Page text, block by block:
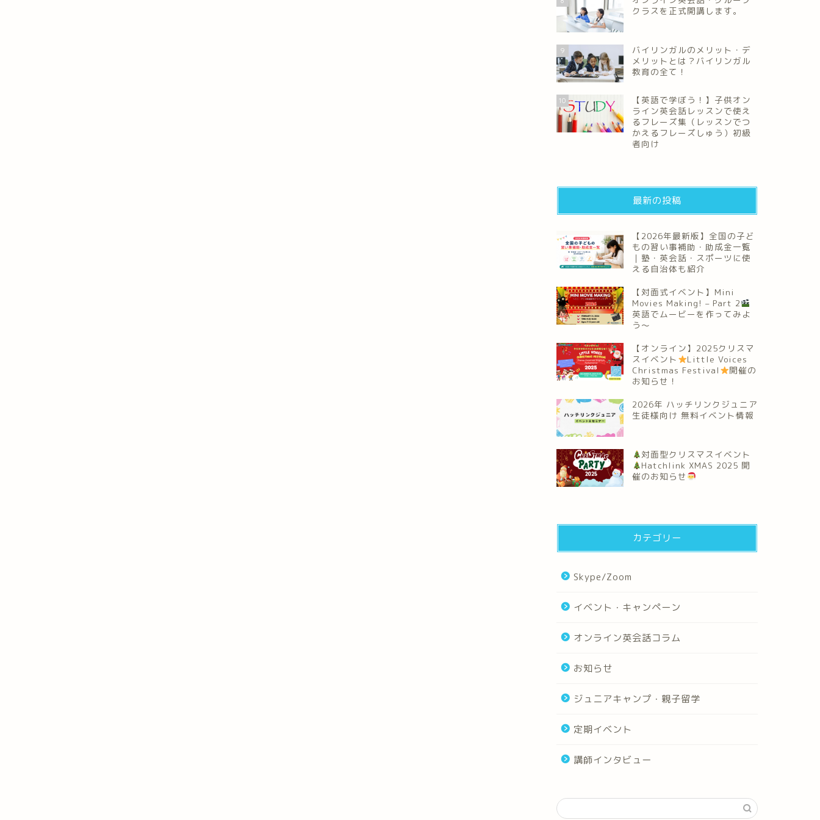
クラスを正式開講します。
9
バイリンガルのメリット・デ
メリットとは？バイリンガル
教育の全て！
10
【英語で学ぼう！】子供オン
ライン英会話レッスンで使え
るフレーズ集（レッスンでつ
かえるフレーズしゅう）初級
者向け
最新の投稿
【2026年最新版】全国の子ど
もの習い事補助・助成金一覧
｜塾・英会話・スポーツに使
える自治体も紹介
【対面式イベント】Mini
Movies Making! – Part 2
英語でムービーを作ってみよ
う～
【オンライン】2025クリスマ
スイベント
Little Voices
Christmas Festival
開催の
お知らせ！
2026年 ハッチリンクジュニア
生徒様向け 無料イベント情報
対面型クリスマスイベント
Hatchlink XMAS 2025 開
催のお知らせ
カテゴリー
Skype/Zoom
イベント・キャンペーン
オンライン英会話コラム
お知らせ
ジュニアキャンプ・親子留学
定期イベント
講師インタビュー